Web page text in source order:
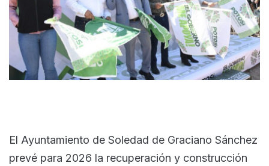
El Ayuntamiento de Soledad de Graciano Sánchez
prevé para 2026 la recuperación y construcción